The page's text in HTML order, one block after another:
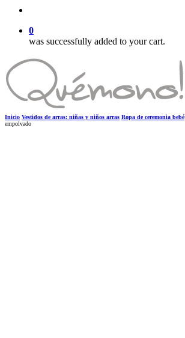
0
was successfully added to your cart.
Inicio Vestidos de arras: niñas y niños arras Ropa de ceremonia bebé
empolvado